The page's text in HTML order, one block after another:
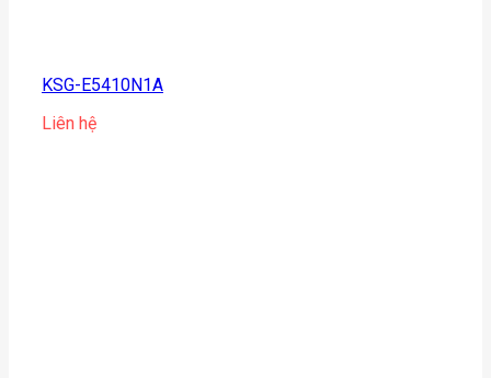
KSG-E5410N1A
Liên hệ